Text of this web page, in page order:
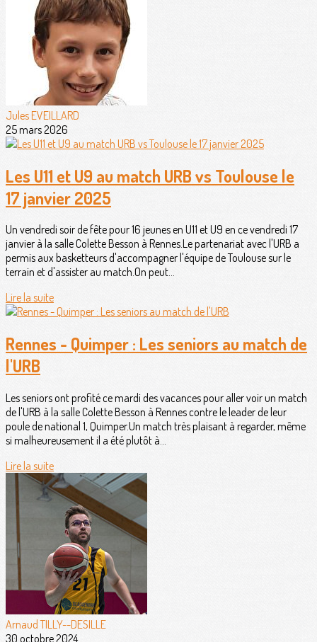
Jules EVEILLARD
25 mars 2026
Les U11 et U9 au match URB vs Toulouse le
17 janvier 2025
Un vendredi soir de fête pour 16 jeunes en U11 et U9 en ce vendredi 17
janvier à la salle Colette Besson à Rennes.Le partenariat avec l'URB a
permis aux basketteurs d'accompagner l'équipe de Toulouse sur le
terrain et d'assister au match.On peut...
Lire la suite
Rennes - Quimper : Les seniors au match de
l'URB
Les seniors ont profité ce mardi des vacances pour aller voir un match
de l'URB à la salle Colette Besson à Rennes contre le leader de leur
poule de national 1, Quimper.Un match très plaisant à regarder, même
si malheureusement il a été plutôt à...
Lire la suite
Arnaud TILLY--DESILLE
30 octobre 2024